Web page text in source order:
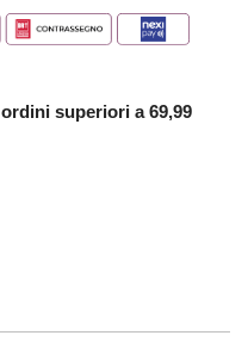
superiori a 69,99